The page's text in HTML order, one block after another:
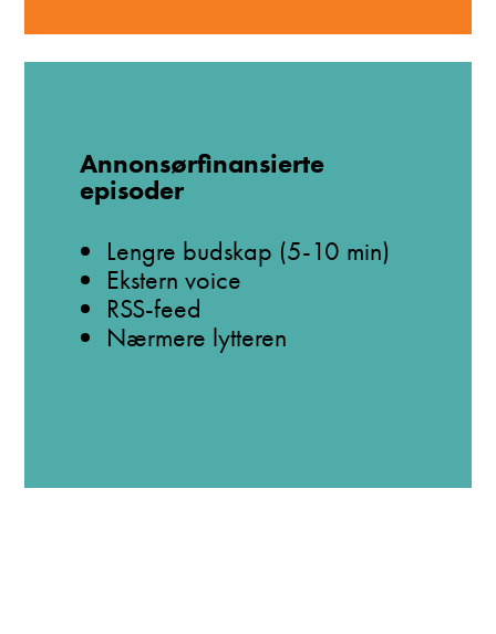
Annonsørfinansierte
episoder
Lengre budskap (5-10 min)
Ekstern voice
RSS-feed
Nærmere lytteren